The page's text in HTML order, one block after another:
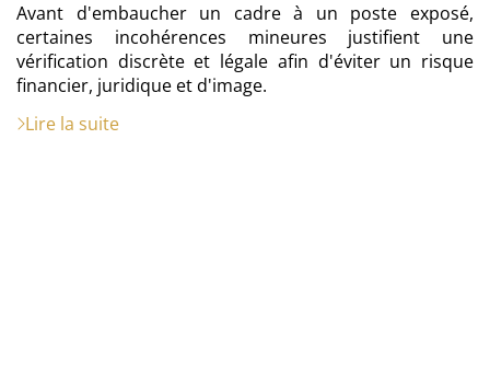
Avant d'embaucher un cadre à un poste exposé,
certaines incohérences mineures justifient une
vérification discrète et légale afin d'éviter un risque
financier, juridique et d'image.
Lire la suite